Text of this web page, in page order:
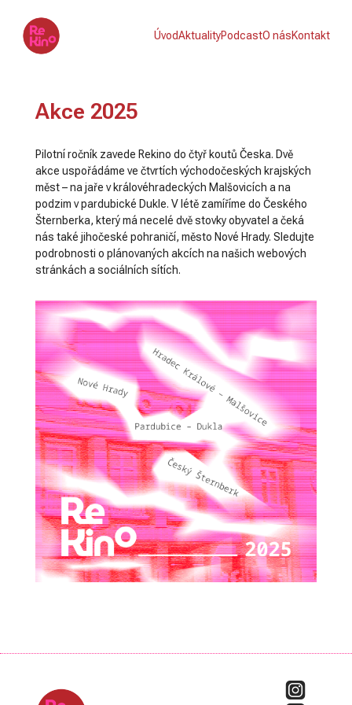
ÚvodAktualityPodcastO násKontakt
Akce 2025
Pilotní ročník zavede Rekino do čtyř koutů Česka. Dvě
akce uspořádáme ve čtvrtích východočeských krajských
měst – na jaře v královéhradeckých Malšovicích a na
podzim v pardubické Dukle. V létě zamíříme do Českého
Šternberka, který má necelé dvě stovky obyvatel a čeká
nás také jihočeské pohraničí, město Nové Hrady. Sledujte
podrobnosti o plánovaných akcích na našich webových
stránkách a sociálních sítích.